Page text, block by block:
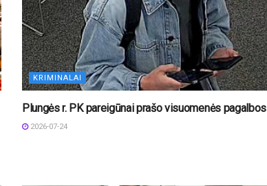
KRIMINALAI
Plungės r. PK pareigūnai prašo visuomenės pagalbos
2026-07-24